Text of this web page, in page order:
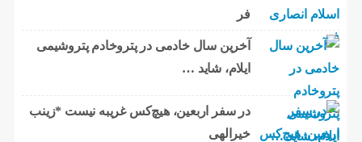
فر
آخرین سال خادمی در پتروخادم پتروشیمی
ایلام، شاید …
در سفر اربعین، هیچ‌کس غریبه نیست *زینب
خیرالهی